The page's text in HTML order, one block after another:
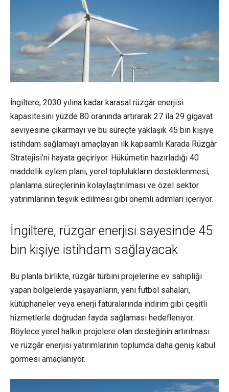
İngiltere, 2030 yılına kadar karasal rüzgâr enerjisi
kapasitesini yüzde 80 oranında artırarak 27 ila 29 gigavat
seviyesine çıkarmayı ve bu süreçte yaklaşık 45 bin kişiye
istihdam sağlamayı amaçlayan ilk kapsamlı Karada Rüzgâr
Stratejisi’ni hayata geçiriyor. Hükümetin hazırladığı 40
maddelik eylem planı, yerel toplulukların desteklenmesi,
planlama süreçlerinin kolaylaştırılması ve özel sektör
yatırımlarının teşvik edilmesi gibi önemli adımları içeriyor.
İngiltere, rüzgar enerjisi sayesinde 45
bin kişiye istihdam sağlayacak
Bu planla birlikte, rüzgâr türbini projelerine ev sahipliği
yapan bölgelerde yaşayanların, yeni futbol sahaları,
kütüphaneler veya enerji faturalarında indirim gibi çeşitli
hizmetlerle doğrudan fayda sağlaması hedefleniyor.
Böylece yerel halkın projelere olan desteğinin artırılması
ve rüzgâr enerjisi yatırımlarının toplumda daha geniş kabul
görmesi amaçlanıyor.